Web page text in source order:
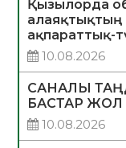
Қызылорда
алаяқтықтың
ақпараттық-
10.08.2026
САНАЛЫ
БАСТАР ЖОЛ
10.08.2026